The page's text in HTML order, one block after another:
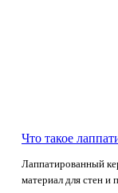
Что такое
Лаппатированный
материал для стен и